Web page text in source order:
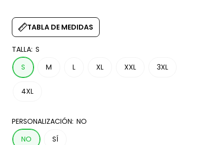
TABLA DE MEDIDAS
TALLA: S
S
M L XL XXL 3XL
4XL
PERSONALIZACIÓN: NO
NO
SÍ